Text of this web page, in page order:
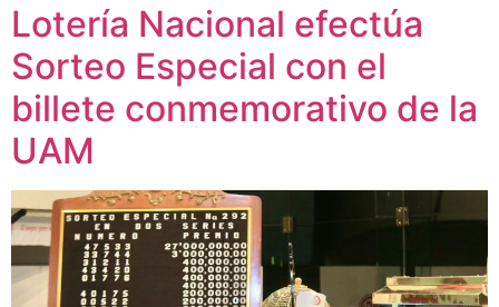
Lotería Nacional efectúa
Sorteo Especial con el
billete conmemorativo de la
UAM